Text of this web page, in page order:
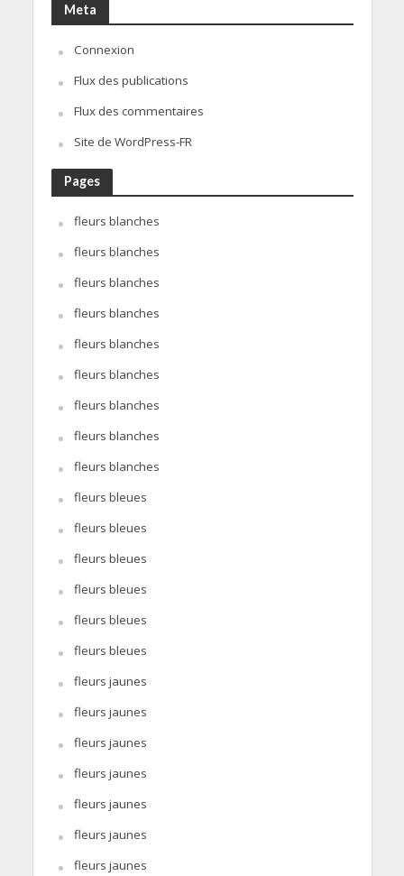
Meta
Connexion
Flux des publications
Flux des commentaires
Site de WordPress-FR
Pages
fleurs blanches
fleurs blanches
fleurs blanches
fleurs blanches
fleurs blanches
fleurs blanches
fleurs blanches
fleurs blanches
fleurs blanches
fleurs bleues
fleurs bleues
fleurs bleues
fleurs bleues
fleurs bleues
fleurs bleues
fleurs jaunes
fleurs jaunes
fleurs jaunes
fleurs jaunes
fleurs jaunes
fleurs jaunes
fleurs jaunes